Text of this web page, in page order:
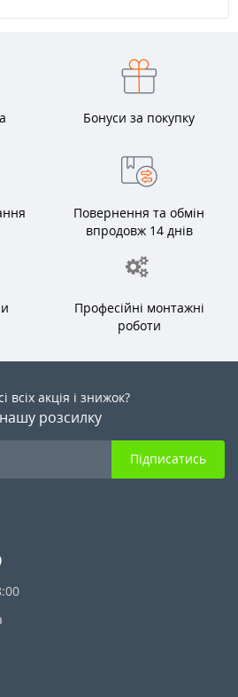
Бонуси за покупку
Повернення та обмін
впродовж 14 днів
Професійні монтажні
роботи
всіх акція і знижок?
розсилку
Підписатись